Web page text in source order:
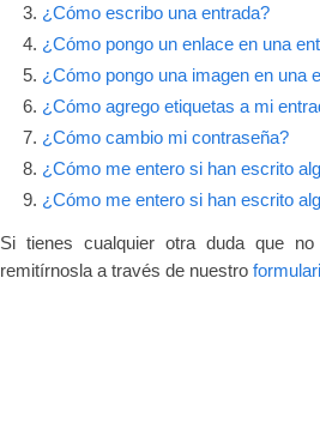
¿Cómo escribo una entrada?
¿Cómo pongo un enlace en una
¿Cómo pongo una imagen en una
¿Cómo agrego etiquetas a mi
¿Cómo cambio mi contraseña?
¿Cómo me entero si han escrito
¿Cómo me entero si han escrito
Si tienes cualquier otra duda que
remitírnosla a través de nuestro